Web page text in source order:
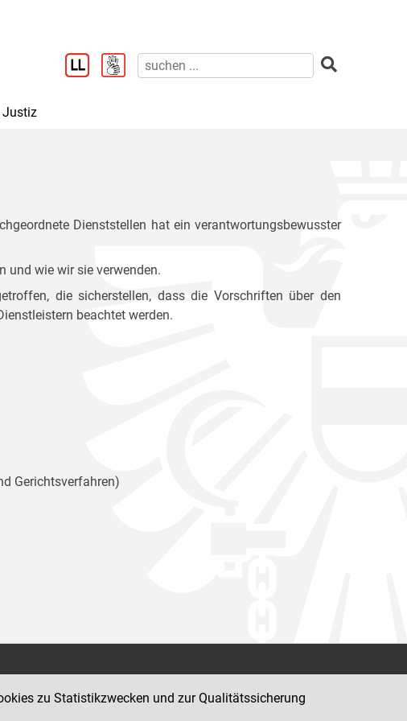
Justiz
Dienststellen hat ein verantwortungsbewusster
und wie wir sie verwenden.
die sicherstellen, dass die Vorschriften über den
beachtet werden.
Gerichtsverfahren)
zu Statistikzwecken und zur Qualitätssicherung